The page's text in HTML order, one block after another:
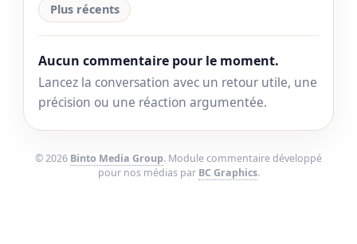
Plus récents
Aucun commentaire pour le moment.
Lancez la conversation avec un retour utile, une
précision ou une réaction argumentée.
© 2026 Binto Media Group. Module commentaire développé
pour nos médias par BC Graphics.